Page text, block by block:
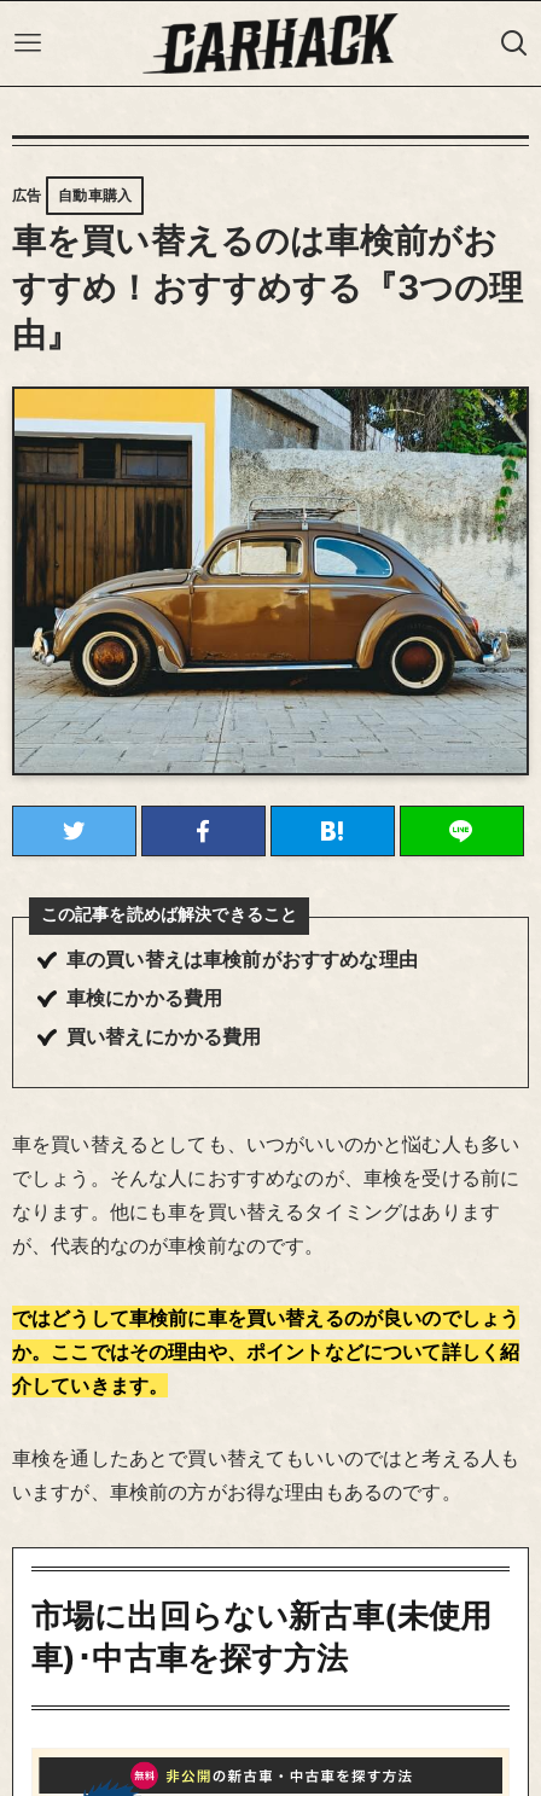
広告 自動車購入
車を買い替えるのは車検前がお
すすめ！おすすめする『3つの理
由』
この記事を読めば解決できること
車の買い替えは車検前がおすすめな理由
車検にかかる費用
買い替えにかかる費用
車を買い替えるとしても、いつがいいのかと悩む人も多い
でしょう。そんな人におすすめなのが、車検を受ける前に
なります。他にも車を買い替えるタイミングはあります
が、代表的なのが車検前なのです。
ではどうして車検前に車を買い替えるのが良いのでしょう
か。ここではその理由や、ポイントなどについて詳しく紹
介していきます。
車検を通したあとで買い替えてもいいのではと考える人も
いますが、車検前の方がお得な理由もあるのです。
市場に出回らない新古車(未使用
車)･中古車を探す方法